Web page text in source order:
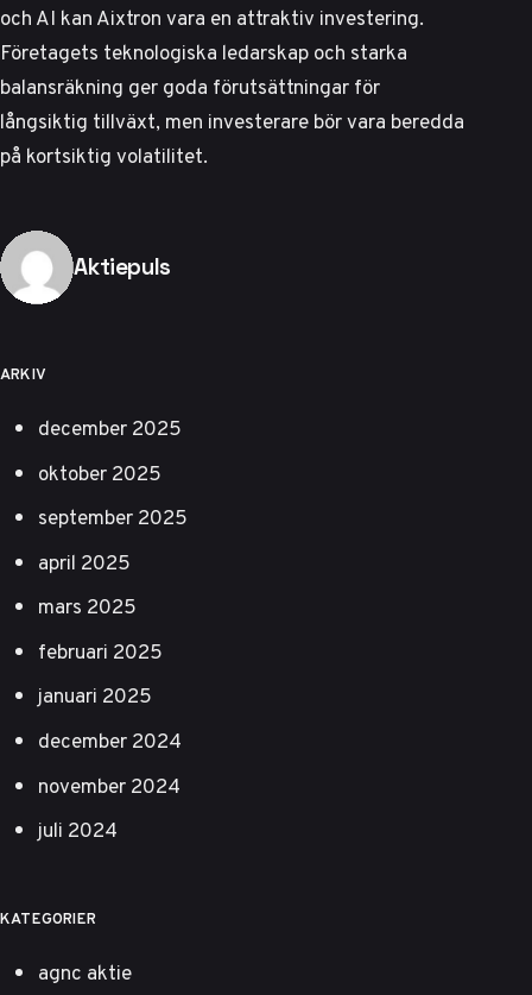
och AI kan Aixtron vara en attraktiv investering.
Företagets teknologiska ledarskap och starka
balansräkning ger goda förutsättningar för
långsiktig tillväxt, men investerare bör vara beredda
på kortsiktig volatilitet.
Publicerad av
Aktiepuls
ARKIV
december 2025
oktober 2025
september 2025
april 2025
mars 2025
februari 2025
januari 2025
december 2024
november 2024
juli 2024
KATEGORIER
agnc aktie